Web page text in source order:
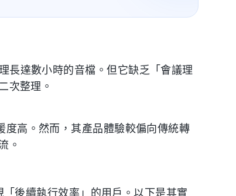
長達數小時的音檔。但它缺乏「會議理
次整理。
度高。然而，其產品體驗較偏向傳統轉
。
後續執行效率」的用戶。以下是其實